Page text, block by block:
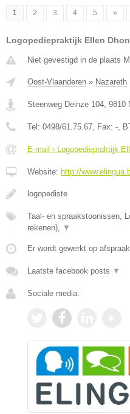
1 2 3 4 5 »
Logopediepraktijk Ellen
Niet gevestigd in de plaats
Oost-Vlaanderen » Nazareth
Steenweg Deinze 104, 9810
Tel: 0498/61.75.67, Fax: -,
E-mail › Logopediepraktijk
Website: http://
logopediste
Taal- en spraakstoonissen,
rekenen), ▼
Er wordt gewerkt op
Laatste facebook posts ▼
Sociale media: